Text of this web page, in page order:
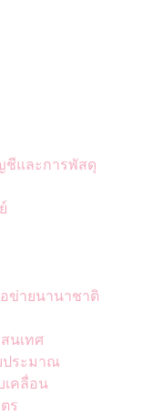
ชีและการพัสดุ
ข่ายนานาชาติ
นเทศ
ประมาณ
เคลื่อน
ร